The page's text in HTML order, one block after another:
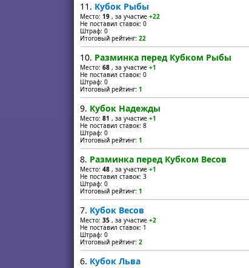
11. Кубок Рыбы
Место: 19 , за участие +22
Не поставил ставок: 0
Штраф: 0
Итоговый рейтинг: 22
10. Разминка перед Кубком Рыбы
Место: 68 , за участие +1
Не поставил ставок: 0
Штраф: 0
Итоговый рейтинг: 1
9. Кубок Надежды
Место: 81 , за участие +1
Не поставил ставок: 8
Штраф: 0
Итоговый рейтинг: 1
8. Разминка перед Кубком Весов
Место: 48 , за участие +1
Не поставил ставок: 3
Штраф: 0
Итоговый рейтинг: 1
7. Кубок Весов
Место: 35 , за участие +2
Не поставил ставок: 1
Штраф: 0
Итоговый рейтинг: 2
6. Кубок Льва